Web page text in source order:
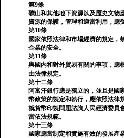
第9條
礦山和其他地下資源以及歷史文物
資源的保護，管理和適當利用，應
第10條
國家依照法律和市場經濟的規定，
企業的安全。
第11條
與國內和對外貿易有關的事項，應
由法律規定。
第十二條
阿富汗銀行應是獨立的，並且是國
幣政策的製定和執行，應依照法律
就貨幣印製問題諮詢人民經濟委員
當依法規範。
第十三條
國家應當制定和實施有效的發展產